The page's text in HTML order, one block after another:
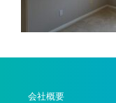
会社概要